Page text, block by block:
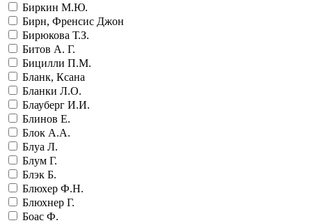
Биркин М.Ю.
Бирн, Френсис Джон
Бирюкова Т.З.
Битов А. Г.
Бицилли П.М.
Бланк, Ксана
Бланки Л.О.
Блауберг И.И.
Блинов Е.
Блок А.А.
Блуа Л.
Блум Г.
Блэк Б.
Блюхер Ф.Н.
Блюхнер Г.
Боас Ф.